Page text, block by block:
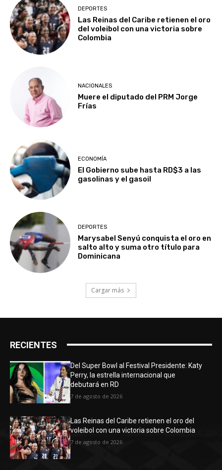
DEPORTES
Las Reinas del Caribe retienen el oro
del voleibol con una victoria sobre
Colombia
NACIONALES
Muere el diputado del PRM Jorge
Frías
ECONOMÍA
El Gobierno sube hasta RD$3 a las
gasolinas y el gasoil
DEPORTES
Marysabel Senyú conquista el oro en
salto alto y suma otro título para
Dominicana
Cargar más
RECIENTES
Del Super Bowl al Festival Presidente: Katy
Perry, la estrella internacional que
debutará en RD
7 de agosto de 2026
Las Reinas del Caribe retienen el oro del
voleibol con una victoria sobre Colombia
7 de agosto de 2026